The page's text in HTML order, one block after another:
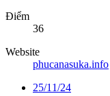
Điểm
36
Website
phucanasuka.info
25/11/24